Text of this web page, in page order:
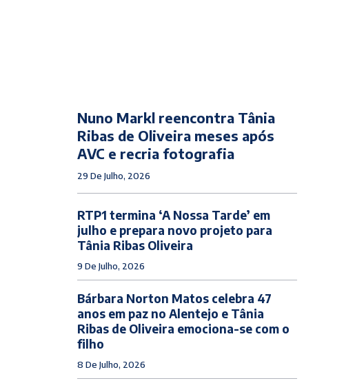
Nuno Markl reencontra Tânia
Ribas de Oliveira meses após
AVC e recria fotografia
29 De Julho, 2026
RTP1 termina ‘A Nossa Tarde’ em
julho e prepara novo projeto para
Tânia Ribas Oliveira
9 De Julho, 2026
Bárbara Norton Matos celebra 47
anos em paz no Alentejo e Tânia
Ribas de Oliveira emociona-se com o
filho
8 De Julho, 2026